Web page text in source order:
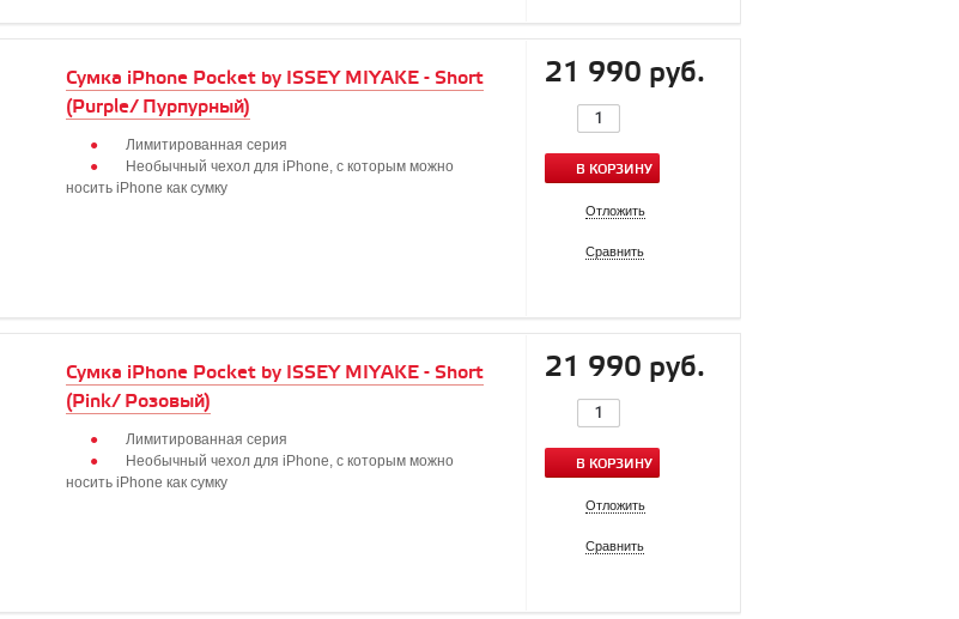
Сумка iPhone Pocket by ISSEY MIYAKE - Short
(Purple/ Пурпурный)
Лимитированная серия
Необычный чехол для iPhone, с которым можно
носить iPhone как сумку
21 990 руб.
В КОРЗИНУ
Отложить
Сравнить
Сумка iPhone Pocket by ISSEY MIYAKE - Short
(Pink/ Розовый)
Лимитированная серия
Необычный чехол для iPhone, с которым можно
носить iPhone как сумку
21 990 руб.
В КОРЗИНУ
Отложить
Сравнить